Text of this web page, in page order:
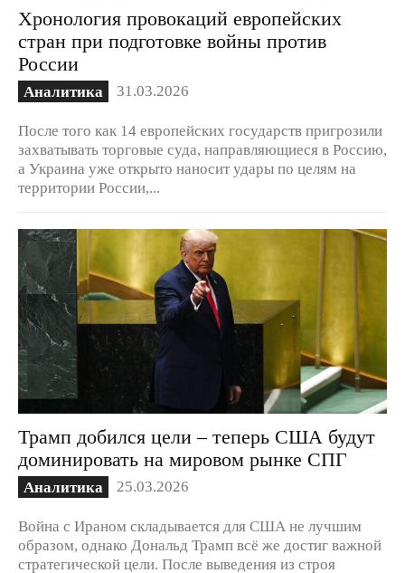
Хронология провокаций европейских
стран при подготовке войны против
России
Аналитика 31.03.2026
После того как 14 европейских государств пригрозили
захватывать торговые суда, направляющиеся в Россию,
а Украина уже открыто наносит удары по целям на
территории России,...
Трамп добился цели – теперь США будут
доминировать на мировом рынке СПГ
Аналитика 25.03.2026
Война с Ираном складывается для США не лучшим
образом, однако Дональд Трамп всё же достиг важной
стратегической цели. После выведения из строя